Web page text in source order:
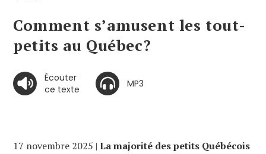
Comment s’amusent les tout-
petits au Québec?
Écouter
ce texte
MP3
17 novembre 2025 | La majorité des petits Québécois